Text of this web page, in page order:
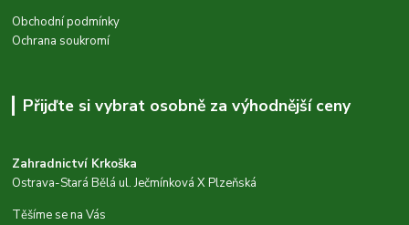
Obchodní podmínky
Ochrana soukromí
Přijďte si vybrat osobně za výhodnější ceny
Zahradnictví Krkoška
Ostrava-Stará Bělá ul. Ječmínková X Plzeňská
Těšíme se na Vás